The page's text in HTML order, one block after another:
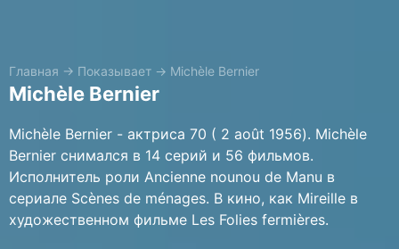
Главная → Показывает → Michèle Bernier
Michèle Bernier
Michèle Bernier - актриса 70 ( 2 août 1956). Michèle
Bernier снимался в 14 серий и 56 фильмов.
Исполнитель роли Ancienne nounou de Manu в
сериале Scènes de ménages. В кино, как Mireille в
художественном фильме Les Folies fermières.